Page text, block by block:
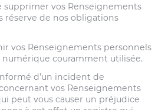
supprimer vos Renseignements
réserve de nos obligations
vos Renseignements personnels
numérique couramment utilisée.
d’un incident de
vos Renseignements
peut vous causer un préjudice